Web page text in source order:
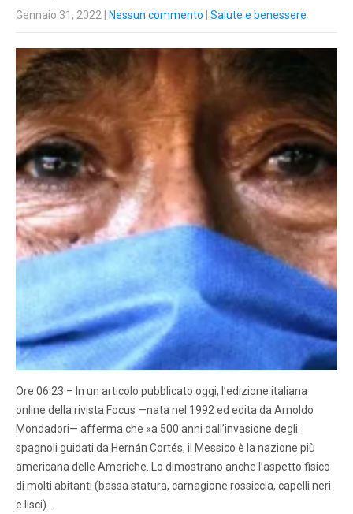
Gennaio 31, 2022 Nessun commento Salute e benessere
Ore 06.23 – In un articolo pubblicato oggi, l’edizione italiana
online della rivista Focus —nata nel 1992 ed edita da Arnoldo
Mondadori— afferma che «a 500 anni dall’invasione degli
spagnoli guidati da Hernán Cortés, il Messico è la nazione più
americana delle Americhe. Lo dimostrano anche l’aspetto fisico
di molti abitanti (bassa statura, carnagione rossiccia, capelli neri
e lisci)…